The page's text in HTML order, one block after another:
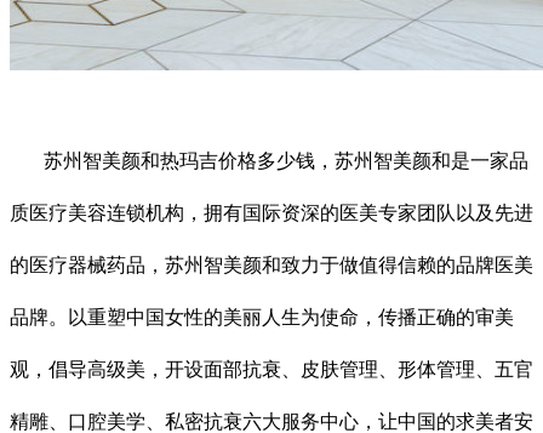
苏州智美颜和热玛吉价格多少钱，苏州智美颜和是一家品
质医疗美容连锁机构，拥有国际资深的医美专家团队以及先进
的医疗器械药品，苏州智美颜和致力于做值得信赖的品牌医美
品牌。以重塑中国女性的美丽人生为使命，传播正确的审美
观，倡导高级美，开设面部抗衰、皮肤管理、形体管理、五官
精雕、口腔美学、私密抗衰六大服务中心，让中国的求美者安